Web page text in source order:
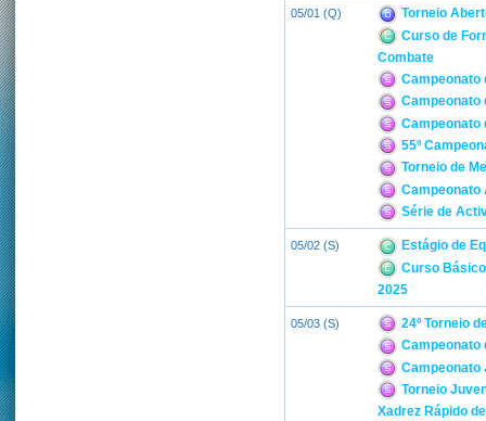
05/01 (Q)
Torneio
Curso de
Combate
Campeonato
Campeonato
Campeonato
55º
Torneio de
Campeonato
Série de
05/02 (S)
Estágio de
Curso
2025
05/03 (S)
24º Torneio
Campeonato
Campeonato
Torneio
Xadrez Rápido